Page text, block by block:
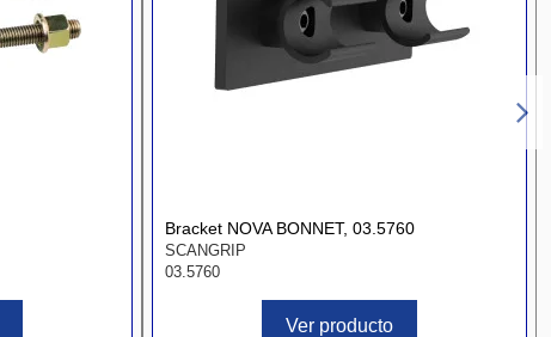
Bracket NOVA BONNET, 03.5760
SCANGRIP
03.5760
Ver producto